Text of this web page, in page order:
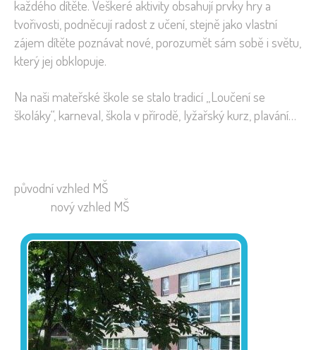
každého dítěte. Veškeré aktivity obsahují prvky hry a
tvořivosti, podněcují radost z učení, stejně jako vlastní
zájem dítěte poznávat nové, porozumět sám sobě i světu,
který jej obklopuje.
Na naši mateřské škole se stalo tradicí „Loučení se
školáky“, karneval, škola v přírodě, lyžařský kurz, plavání…
původní vzhled MŠ
nový vzhled MŠ